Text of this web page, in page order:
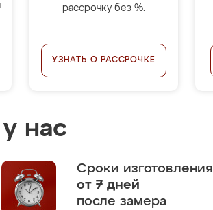
рассрочку без %.
УЗНАТЬ О РАССРОЧКЕ
нас
Сроки изготовления
от 7 дней
после замера